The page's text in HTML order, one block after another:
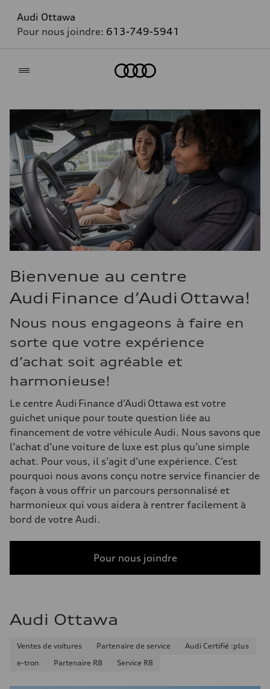
Audi Ottawa
Pour nous joindre: 613-749-5941
Bienvenue au centre
Audi Finance d’Audi Ottawa!
Nous nous engageons à faire en
sorte que votre expérience
d’achat soit agréable et
harmonieuse!
Le centre Audi Finance d’Audi Ottawa est votre
guichet unique pour toute question liée au
financement de votre véhicule Audi. Nous savons que
l’achat d’une voiture de luxe est plus qu’une simple
achat. Pour vous, il s’agit d’une expérience. C’est
pourquoi nous avons conçu notre service financier de
façon à vous offrir un parcours personnalisé et
harmonieux qui vous aidera à rentrer facilement à
bord de votre Audi.
Pour nous joindre
Audi Ottawa
Ventes de voitures Partenaire de service
Audi Certifié :plus
e-tron
Partenaire R8 Service R8